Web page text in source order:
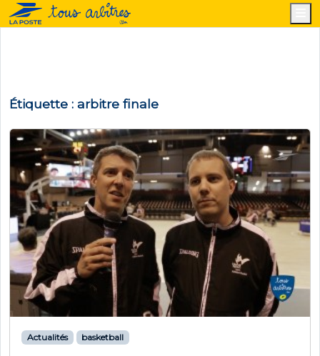
Étiquette : arbitre finale
Actualités basketball